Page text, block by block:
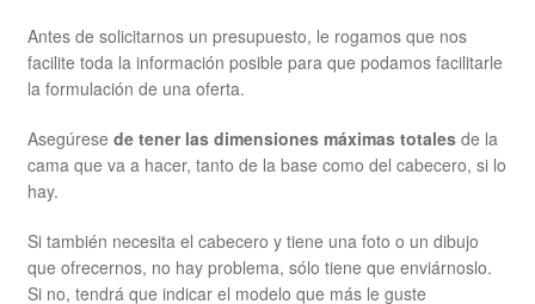
Antes de solicitarnos un presupuesto, le rogamos que nos
facilite toda la información posible para que podamos facilitarle
la formulación de una oferta.
Asegúrese de tener las dimensiones máximas totalesde la
cama que va a hacer, tanto de la base como del cabecero, si lo
hay.
Si también necesita el cabecero y tiene una foto o un dibujo
que ofrecernos, no hay problema, sólo tiene que enviárnoslo.
Si no, tendrá que indicar el modelo que más le guste